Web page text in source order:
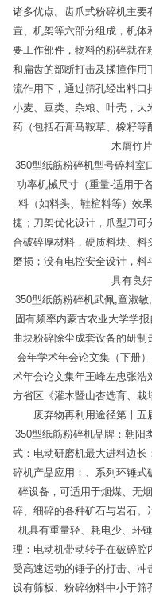
诸多优点。齿爪式粉碎机主要
置、机架等六部分组成，机体
要工作部件，物料的粉碎就
和扁齿的部断打击及揉撞作
流作用下，通过筛孔经出料口
小麦、豆类、杂粮、叶壳，
药（包括石膏马鞍草、橡籽
木屑竹
350型纸筋粉碎机型号碎料室
功率机械尺寸（重量-适用于
料（如料头、鞋楦料等）效
捷；刀架优化设计，爪型刀
合破碎厚材料，硬质料块、
磨损；没有电控安全设计，
具有良
350型纸筋粉碎机武佩,童淑
固有频率内蒙古农业大学学
曲块粉碎除尘成套设备的研
会年学术年会论文集（下册
术年会论文集年王峰左忠张
方省区《灌木暨山杏选育、
废弃物再利用途径第十五
350型纸筋粉碎机品牌：朝阳
式：电动研磨机最大进料边长
碎机产品应用：、系列环锤式
碎设备，可适用于烟煤、无
碎、细碎的各种矿石与岩石
机具有重量轻、耗电少、环
理：电动机带动转子在破碎腔
受高速运动的锤子的打击、冲
设有筛板、粉碎物料中小于